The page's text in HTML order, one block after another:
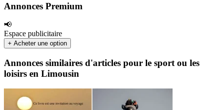
Annonces Premium
📢
Espace publicitaire
+ Acheter une option
Annonces similaires d'articles pour le sport ou les
loisirs en Limousin